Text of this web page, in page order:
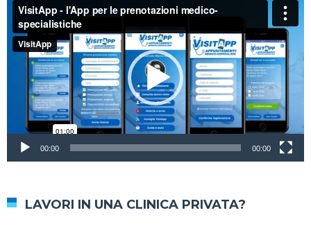
00:00 00:00
LAVORI IN UNA CLINICA PRIVATA?